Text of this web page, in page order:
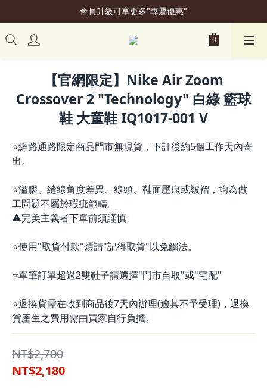
加入會員立即贈50元購物金
會員升級可享更多"專屬優惠"
加入會員立即贈50元購物金
【官網限定】Nike Air Zoom
Crossover 2 "Technology" 白綠 籃球
鞋 大童鞋 IQ1017-001 V
⭐網路通路限定商品門市無現貨，下訂後約5個工作天內寄
出。
⭐溢膠、縫線角度差異、線頭、鞋面壓痕或皺褶，均為做
工問題不屬於瑕疵範疇。
⚠️完美主義者下單前須謹慎
⭐使用"取貨付款"煩請"記得取貨"以免觸法。
⭐單筆訂單超過2雙鞋子請選擇"門市自取"或"宅配"
⭐退換貨需在收到商品後7天內辦理(逾其不予受理)，退換
貨產生之費用需由買家自行負擔。
NT$2,700
NT$2,180